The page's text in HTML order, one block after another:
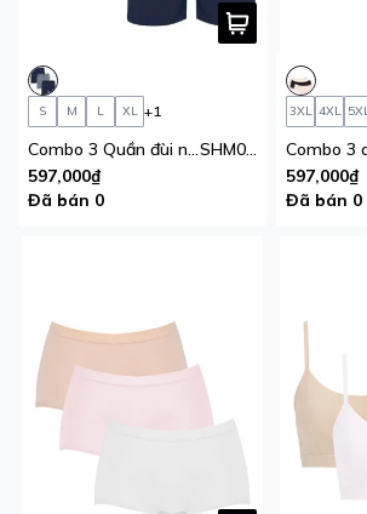
S M L XL +1
Combo 3 Quần đùi nam iBasic thun lạnh thoáng khí mặc nhà dáng ngắn
SHM010
597,000₫
Đã bán 0
3XL 4XL 5XL
597,000₫
Đã bán 0